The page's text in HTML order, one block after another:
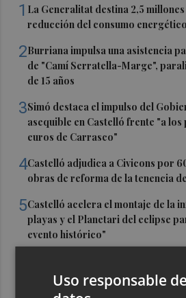
1 La Generalitat destina 2,5
reducción del consumo
2Burriana impulsa una asistencia
de "Camí Serratella-Marge",
de 15 años
3Simó destaca el impulso del
asequible en Castelló frente "a
euros de Carrasco"
4Castelló adjudica a Civicons por
obras de reforma de la tenencia
5Castelló acelera el montaje de la
playas y el Planetari del eclipse
evento histórico"
Uso responsable